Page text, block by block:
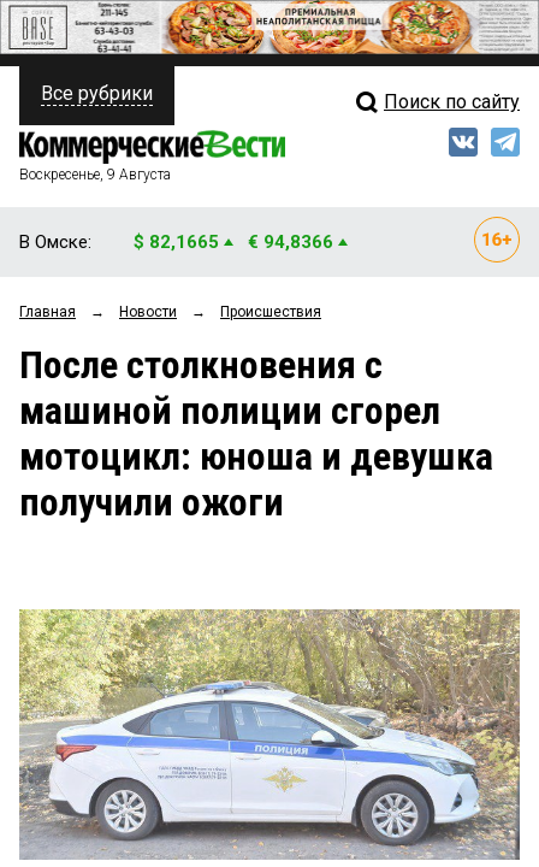
ПОЛИТИКА
ФИНАНСЫ
ОБЩЕСТВО
ЗАКОН
НОВОСТИ КОМПАНИЙ
Свежий выпуск
Мнения
Рейтинги
Блоги
Архив
Все рубрики Поиск по сайту
Воскресенье, 9 Августа
В Омске: $ 82,1665 € 94,8366
Главная → Новости → Происшествия
После столкновения с
машиной полиции сгорел
мотоцикл: юноша и девушка
получили ожоги